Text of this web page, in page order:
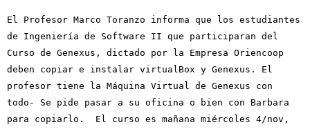
El Profesor Marco Toranzo informa que los estudiantes
de Ingeniería de Software II que participaran del
Curso de Genexus, dictado por la Empresa Oriencoop
deben copiar e instalar virtualBox y Genexus. El
profesor tiene la Máquina Virtual de Genexus con
todo- Se pide pasar a su oficina o bien con Barbara
para copiarlo.
El curso es mañana miércoles 4/nov,